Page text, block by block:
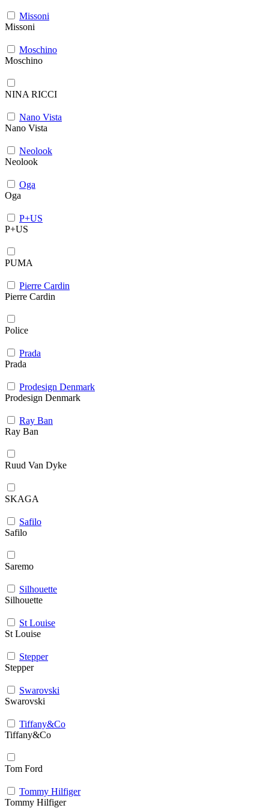
Missoni
Missoni
Moschino
Moschino
NINA RICCI
Nano Vista
Nano Vista
Neolook
Neolook
Oga
Oga
P+US
P+US
PUMA
Pierre Cardin
Pierre Cardin
Police
Prada
Prada
Prodesign Denmark
Prodesign Denmark
Ray Ban
Ray Ban
Ruud Van Dyke
SKAGA
Safilo
Safilo
Saremo
Silhouette
Silhouette
St Louise
St Louise
Stepper
Stepper
Swarovski
Swarovski
Tiffany&Co
Tiffany&Co
Tom Ford
Tommy Hilfiger
Tommy Hilfiger